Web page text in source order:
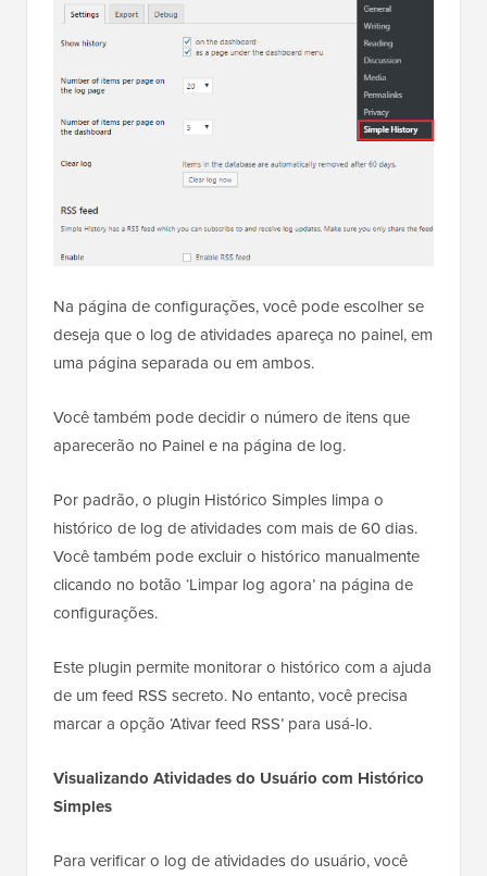
Na página de configurações, você pode escolher se
deseja que o log de atividades apareça no painel, em
uma página separada ou em ambos.
Você também pode decidir o número de itens que
aparecerão no Painel e na página de log.
Por padrão, o plugin Histórico Simples limpa o
histórico de log de atividades com mais de 60 dias.
Você também pode excluir o histórico manualmente
clicando no botão ‘Limpar log agora’ na página de
configurações.
Este plugin permite monitorar o histórico com a ajuda
de um feed RSS secreto. No entanto, você precisa
marcar a opção ‘Ativar feed RSS’ para usá-lo.
Visualizando Atividades do Usuário com Histórico
Simples
Para verificar o log de atividades do usuário, você